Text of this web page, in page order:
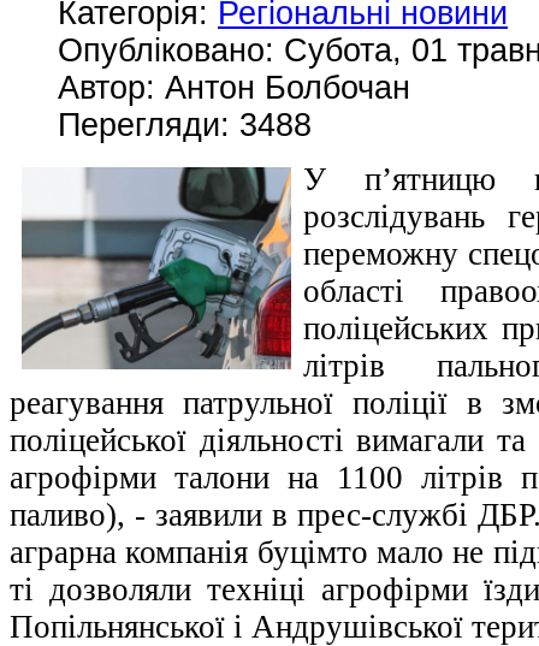
Категорія: Регіональні новини
Опубліковано: Субота, 01
Автор: Антон Болбочан
Перегляди: 3488
У п’ятницю
розслідувань
переможну
області
поліцейських
літрів
реагування патрульної поліції в
поліцейської діяльності вимагали
агрофірми талони на 1100 літрів
паливо), - заявили в прес-службі
аграрна компанія буцімто мало не
ті дозволяли техніці агрофірми
Попільнянської і Андрушівської